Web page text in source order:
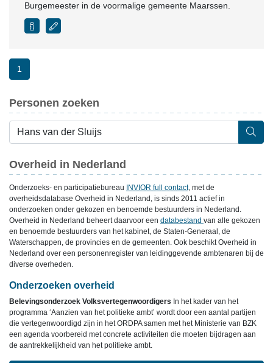
Burgemeester in de voormalige gemeente Maarssen.
1
Personen zoeken
Overheid in Nederland
Onderzoeks- en participatiebureau INVIOR full contact, met de
overheidsdatabase Overheid in Nederland, is sinds 2011 actief in
onderzoeken onder gekozen en benoemde bestuurders in Nederland.
Overheid in Nederland beheert daarvoor een databestand van alle gekozen
en benoemde bestuurders van het kabinet, de Staten-Generaal, de
Waterschappen, de provincies en de gemeenten. Ook beschikt Overheid in
Nederland over een personenregister van leidinggevende ambtenaren bij de
diverse overheden.
Onderzoeken overheid
Belevingsonderzoek Volksvertegenwoordigers In het kader van het
programma ‘Aanzien van het politieke ambt’ wordt door een aantal partijen
die vertegenwoordigd zijn in het ORDPA samen met het Ministerie van BZK
een agenda voorbereid met concrete activiteiten die moeten bijdragen aan
de aantrekkelijkheid van het politieke ambt.